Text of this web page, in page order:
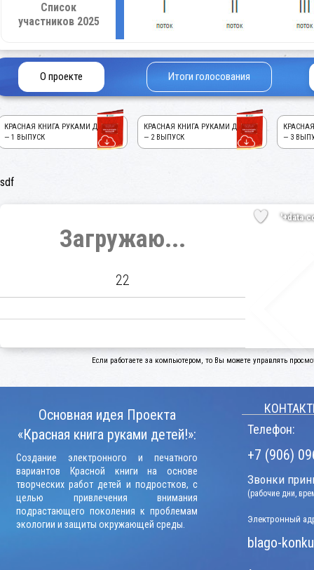
Список
участников 2025
О проекте Итоги голосования
КРАСНАЯ КНИГА РУКАМИ ДЕТЕЙ!
— 1 ВЫПУСК
КРАСНАЯ КНИГА РУКАМИ ДЕТЕЙ!
— 2 ВЫПУСК
— 3
sdf
Загружаю...
22
Если работаете за компьютером, то Вы можете управлять
Основная идея Проекта
«Красная книга руками детей!»:
Создание электронного и печатного
вариантов Красной книги на основе
творческих работ детей и подростков, с
целью привлечения внимания
подрастающего поколения к проблемам
экологии и защиты окружающей среды.
Телефон:
+7 (906)
Звонки
(рабочие дни,
Электронный
blago-